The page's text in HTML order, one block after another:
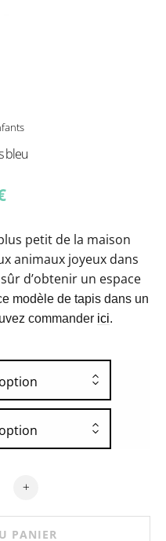
bleu
petit de la maison
animaux joyeux dans
d’obtenir un espace
modèle de tapis dans un
commander ici.
de Tapis Vinyle Enfants
PANIER